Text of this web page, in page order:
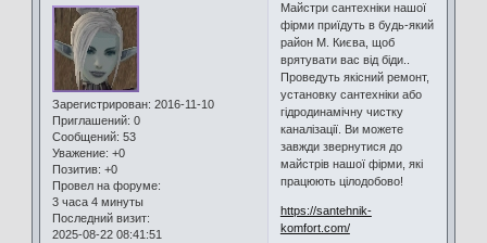
Зарегистрирован: 2016-11-10
Приглашений: 0
Сообщений: 53
Уважение: +0
Позитив: +0
Провел на форуме:
3 часа 4 минуты
Последний визит:
2025-08-22 08:41:51
Майстри сантехніки нашої
фірми приїдуть в будь-який
район М. Києва, щоб
врятувати вас від біди..
Проведуть якісний ремонт,
установку сантехніки або
гідродинамічну чистку
каналізації. Ви можете
завжди звернутися до
майстрів нашої фірми, які
працюють цілодобово!
https://santehnik-
komfort.com/